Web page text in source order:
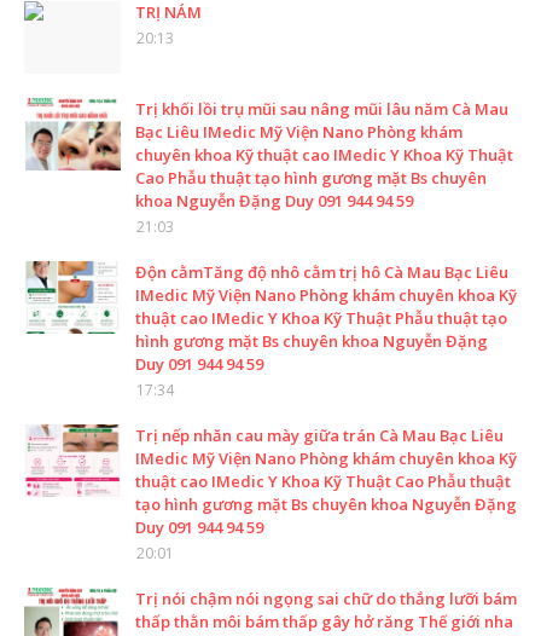
TRỊ NÁM
20:13
Trị khối lồi trụ mũi sau nâng mũi lâu năm Cà Mau
Bạc Liêu IMedic Mỹ Viện Nano Phòng khám
chuyên khoa Kỹ thuật cao IMedic Y Khoa Kỹ Thuật
Cao Phẫu thuật tạo hình gương mặt Bs chuyên
khoa Nguyễn Đặng Duy 091 944 94 59
21:03
Độn cằmTăng độ nhô cằm trị hô Cà Mau Bạc Liêu
IMedic Mỹ Viện Nano Phòng khám chuyên khoa Kỹ
thuật cao IMedic Y Khoa Kỹ Thuật Phẫu thuật tạo
hình gương mặt Bs chuyên khoa Nguyễn Đặng
Duy 091 944 94 59
17:34
Trị nếp nhăn cau mày giữa trán Cà Mau Bạc Liêu
IMedic Mỹ Viện Nano Phòng khám chuyên khoa Kỹ
thuật cao IMedic Y Khoa Kỹ Thuật Cao Phẫu thuật
tạo hình gương mặt Bs chuyên khoa Nguyễn Đặng
Duy 091 944 94 59
20:01
Trị nói chậm nói ngọng sai chữ do thắng lưỡi bám
thấp thằn môi bám thấp gây hở răng Thế giới nha